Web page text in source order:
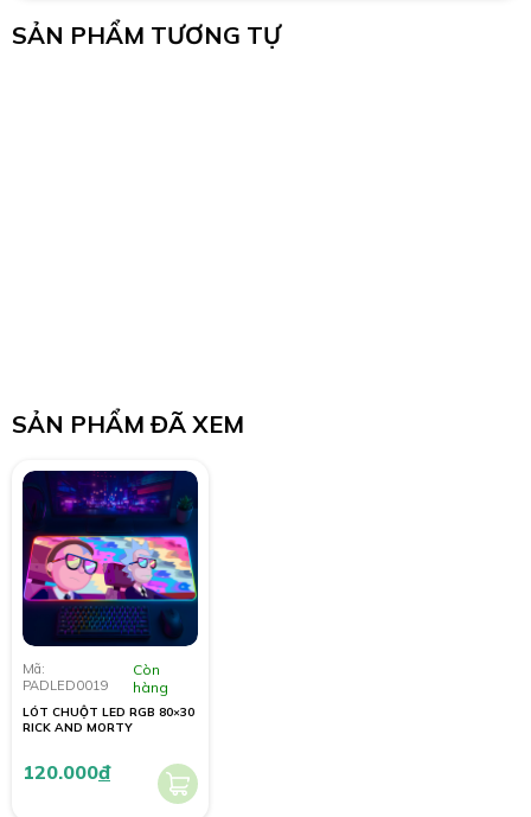
SẢN PHẨM TƯƠNG TỰ
SẢN PHẨM ĐÃ XEM
Mã:
PADLED0019
Còn
hàng
LÓT CHUỘT LED RGB 80×30
RICK AND MORTY
120.000đ